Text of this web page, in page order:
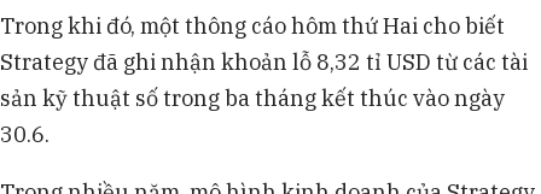
Trong khi đó, một thông cáo hôm thứ Hai cho biết
Strategy đã ghi nhận khoản lỗ 8,32 tỉ USD từ các tài
sản kỹ thuật số trong ba tháng kết thúc vào ngày
30.6.